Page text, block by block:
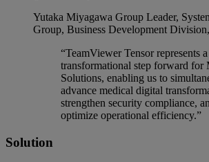
Yutaka Miyagawa Group Leader,
Group, Business Development
“TeamViewer Tensor represents a
transformational step forward for
Solutions, enabling us to
advance medical digital
strengthen security compliance,
optimize operational efficiency.”
Solution